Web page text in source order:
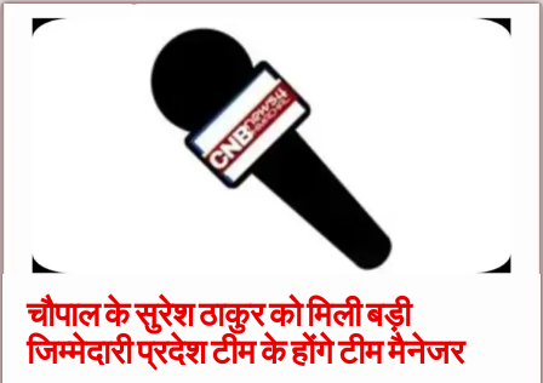
चौपाल के सुरेश ठाकुर को मिली बड़ी
जिम्मेदारी प्रदेश टीम के होंगे टीम मैनेजर